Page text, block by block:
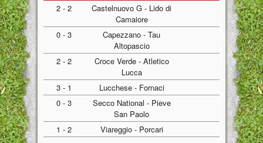
2 - 2
Castelnuovo G - Lido di
Camaiore
0 - 3
Capezzano - Tau
Altopascio
2 - 2
Croce Verde - Atletico
Lucca
3 - 1
Lucchese - Fornaci
0 - 3
Secco National - Pieve
San Paolo
1 - 2
Viareggio - Porcari